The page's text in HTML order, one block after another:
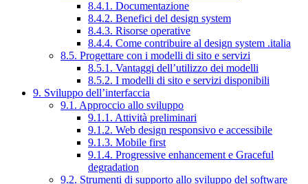
8.4.1. Documentazione
8.4.2. Benefici del design system
8.4.3. Risorse operative
8.4.4. Come contribuire al design system .italia
8.5. Progettare con i modelli di sito e servizi
8.5.1. Vantaggi dell’utilizzo dei modelli
8.5.2. I modelli di sito e servizi disponibili
9. Sviluppo dell’interfaccia
9.1. Approccio allo sviluppo
9.1.1. Attività preliminari
9.1.2. Web design responsivo e accessibile
9.1.3. Mobile first
9.1.4. Progressive enhancement e Graceful
degradation
9.2. Strumenti di supporto allo sviluppo del software